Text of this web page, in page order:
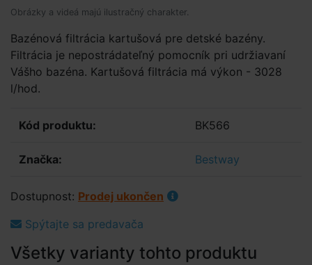
Obrázky a videá majú ilustračný charakter.
Bazénová filtrácia kartušová pre detské bazény.
Filtrácia je nepostrádateľný pomocník pri udržiavaní
Vášho bazéna. Kartušová filtrácia má výkon - 3028
l/hod.
Kód produktu: BK566
Značka: Bestway
Dostupnost: Prodej ukončen
Spýtajte sa predavača
Všetky varianty tohto produktu